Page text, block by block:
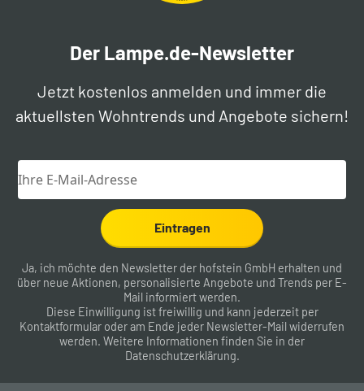
Der Lampe.de-Newsletter
Jetzt kostenlos anmelden und immer die
aktuellsten Wohntrends und Angebote sichern!
Eintragen
Ja, ich möchte den Newsletter der hofstein GmbH erhalten und
über neue Aktionen, personalisierte Angebote und Trends per E-
Mail informiert werden.
Diese Einwilligung ist freiwillig und kann jederzeit per
Kontaktformular oder am Ende jeder Newsletter-Mail widerrufen
werden. Weitere Informationen finden Sie in der
Datenschutzerklärung.